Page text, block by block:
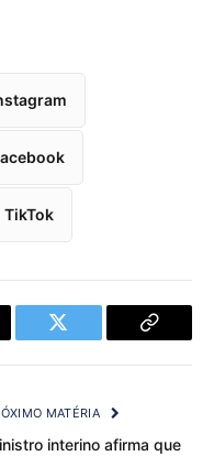
TikTok
Twitter
Copy
MATÉRIA
interino afirma que